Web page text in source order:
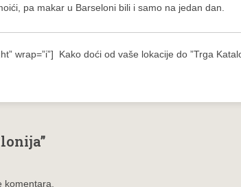
pa makar u Barseloni bili i samo na jedan dan.
wrap=”i”] Kako doći od vaše lokacije do ”Trga
komentara.